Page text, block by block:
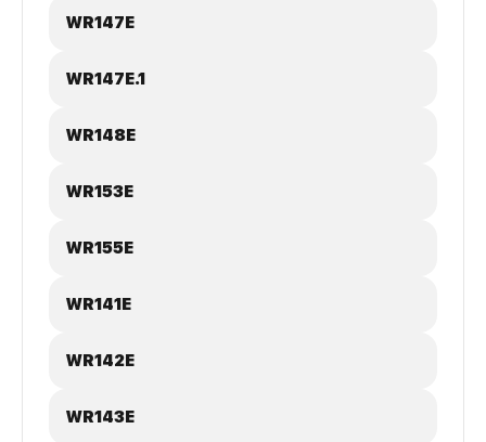
WR147E
WR147E.1
WR148E
WR153E
WR155E
WR141E
WR142E
WR143E